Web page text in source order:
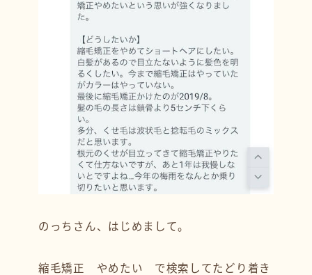
のっちさん、はじめまして。
縮毛矯正 やめたい で検索してたどり着き